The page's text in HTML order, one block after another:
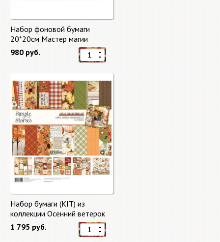
Набор фоновой бумаги
20*20см Мастер магии
"Master of Magic" 10 листов +
бонус от Stamperia
980 руб.
Набор бумаги (KIT) из
коллекции Осенний ветерок
"Autumn Breeze"
1 795 руб.